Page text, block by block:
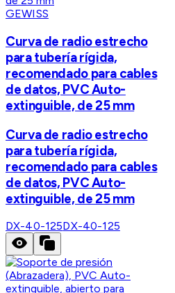
GEWISS
Curva de radio estrecho
para tubería rígida,
recomendado para cables
de datos, PVC Auto-
extinguible, de 25 mm
Curva de radio estrecho
para tubería rígida,
recomendado para cables
de datos, PVC Auto-
extinguible, de 25 mm
DX-40-125DX-40-125